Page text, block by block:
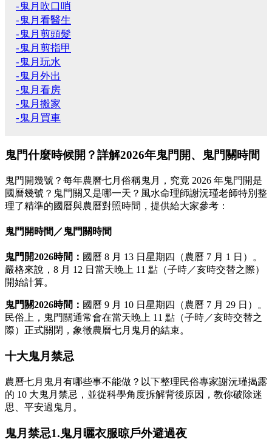
-鬼月吹口哨
-鬼月看醫生
-鬼月剪頭髮
-鬼月剪指甲
-鬼月玩水
-鬼月外出
-鬼月看房
-鬼月搬家
-鬼月買車
鬼門什麼時候開？詳解2026年鬼門開、鬼門關時間
鬼門開幾號？每年農曆七月俗稱鬼月，究竟 2026 年鬼門開是
國曆幾號？鬼門關又是哪一天？風水命理師謝沅瑾老師特別整
理了精準的國曆與農曆對照時間，提供給大家參考：
鬼門開時間／鬼門關時間
鬼門開2026時間： 國曆 8 月 13 日星期四（農曆 7 月 1 日）。
嚴格來說，8 月 12 日當天晚上 11 點（子時／亥時交替之際）
開始計算。
鬼門關2026時間： 國曆 9 月 10 日星期四（農曆 7 月 29 日）。
民俗上，鬼門關通常會在當天晚上 11 點（子時／亥時交替之
際）正式關閉，象徵農曆七月鬼月的結束。
十大鬼月禁忌
農曆七月鬼月有哪些事不能做？以下整理民俗專家謝沅瑾揭露
的 10 大鬼月禁忌，並從科學角度拆解背後原因，教你破除迷
思、平安過鬼月。
鬼月禁忌1.鬼月曬衣服晾戶外避過夜